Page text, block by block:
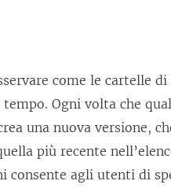
come le cartelle di
Ogni volta che
una nuova versione,
più recente
consente agli utenti di